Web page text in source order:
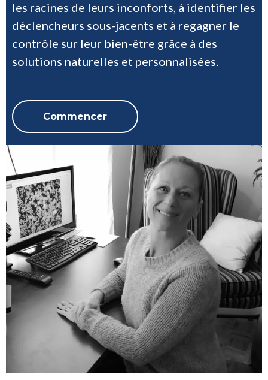
les racines de leurs inconforts, à identifier les
déclencheurs sous-jacents et à regagner le
contrôle sur leur bien-être grâce à des
solutions naturelles et personnalisées.
Commencer